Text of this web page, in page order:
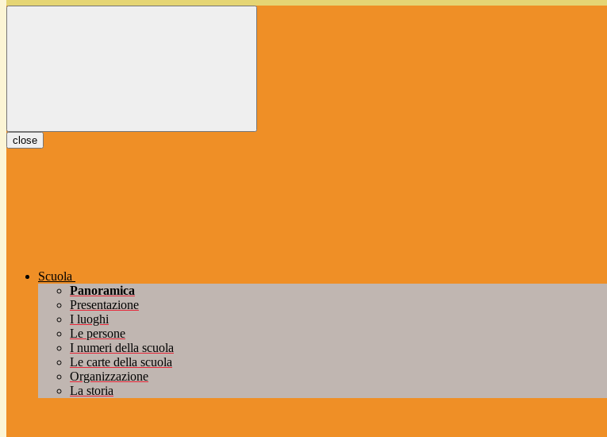
close
Scuola
Panoramica
Presentazione
I luoghi
Le persone
I numeri della scuola
Le carte della scuola
Organizzazione
La storia